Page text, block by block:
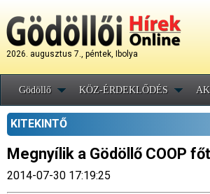
2026. augusztus 7., péntek, Ibolya
Gödöllő KÖZ-ÉRDEKLŐDÉS
KITEKINTŐ
Megnyílik a Gödöllő COOP
2014-07-30 17:19:25